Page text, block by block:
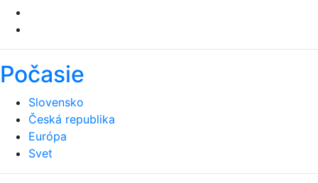
Počasie
Slovensko
Česká republika
Európa
Svet